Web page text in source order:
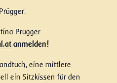
Prügger
anmelden!
eine mittlere
ein Sitzkissen für den